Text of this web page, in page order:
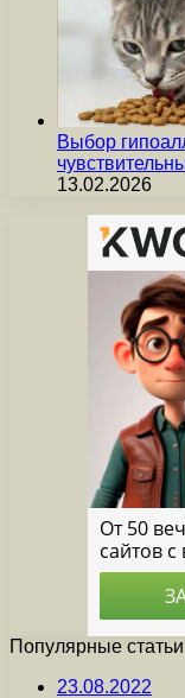
Выбор
13.02.2026
Популярные статьи
23.08.2022